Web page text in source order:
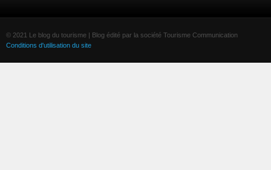
© 2021 Le blog du tourisme | Blog édité par la société Tourisme Communication
Conditions d'utilisation du site